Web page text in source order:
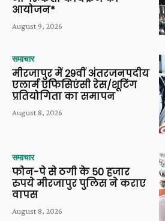
आयोजन*
August 9, 2026
समाचार
मीरजापुर में 29वीं अंतरजनपदीय
एलार्म एफिसिएंसी रेस/शूटिंग
प्रतियोगिता का समापन
August 8, 2026
समाचार
फोन-पे से ठगी के 50 हजार
रुपये मीरजापुर पुलिस ने कराए
वापस
August 8, 2026